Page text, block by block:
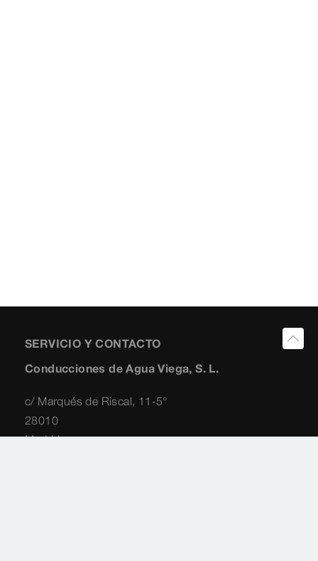
SERVICIO Y CONTACTO
Conducciones de Agua Viega, S. L.
c/ Marqués de Riscal, 11-5°
28010
Madrid